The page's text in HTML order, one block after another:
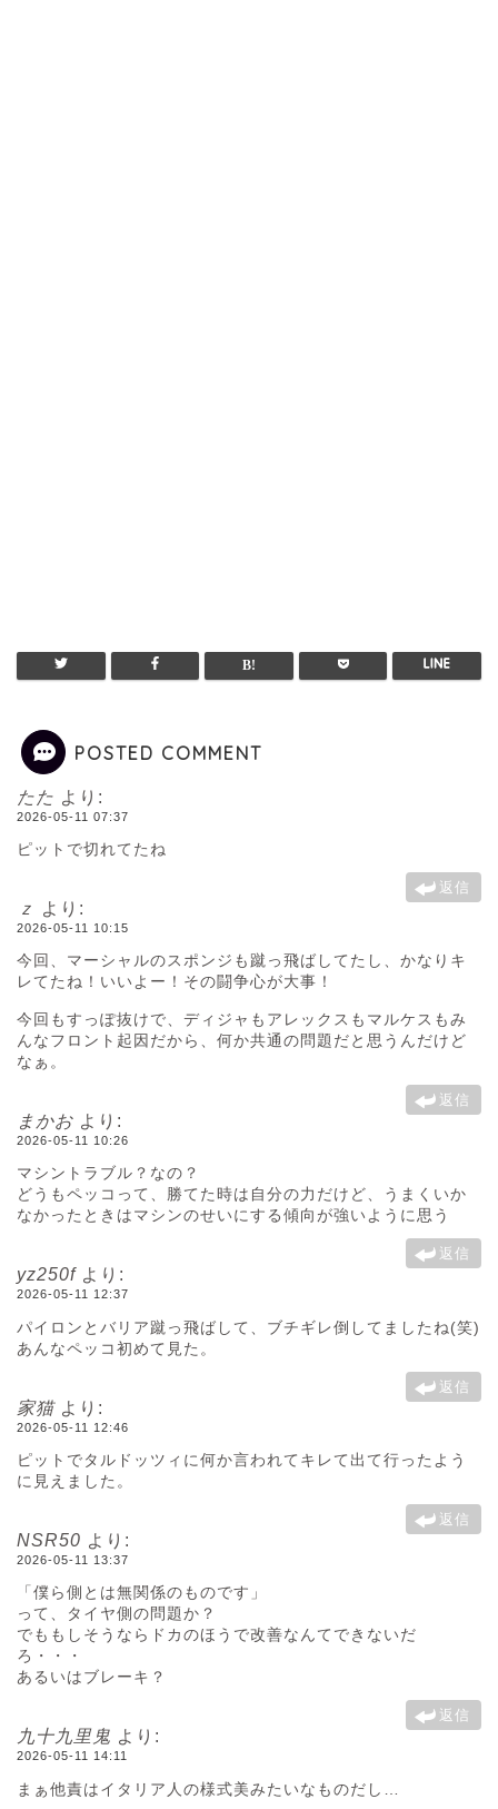
POSTED COMMENT
たた より:
2026-05-11 07:37
ピットで切れてたね
返信
ｚ より:
2026-05-11 10:15
今回、マーシャルのスポンジも蹴っ飛ばしてたし、かなりキ
レてたね！いいよー！その闘争心が大事！
今回もすっぽ抜けで、ディジャもアレックスもマルケスもみ
んなフロント起因だから、何か共通の問題だと思うんだけど
なぁ。
返信
まかお より:
2026-05-11 10:26
マシントラブル？なの？
どうもペッコって、勝てた時は自分の力だけど、うまくいか
なかったときはマシンのせいにする傾向が強いように思う
返信
yz250f より:
2026-05-11 12:37
パイロンとバリア蹴っ飛ばして、ブチギレ倒してましたね(笑)
あんなペッコ初めて見た。
返信
家猫 より:
2026-05-11 12:46
ピットでタルドッツィに何か言われてキレて出て行ったよう
に見えました。
返信
NSR50 より:
2026-05-11 13:37
「僕ら側とは無関係のものです」
って、タイヤ側の問題か？
でももしそうならドカのほうで改善なんてできないだ
ろ・・・
あるいはブレーキ？
返信
九十九里鬼 より:
2026-05-11 14:11
まぁ他責はイタリア人の様式美みたいなものだし…